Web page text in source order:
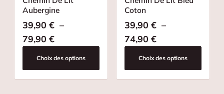
Aubergine
39,90 € –
79,90 €Plage de prix : 39,90 € à 79,90 €
Choix des options
Coton
39,90 € –
74,90 €Plage de prix :
Choix des options